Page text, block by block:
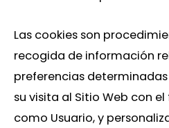
Las cookies son
recogida de información
preferencias
su visita al Sitio Web con
como Usuario, y